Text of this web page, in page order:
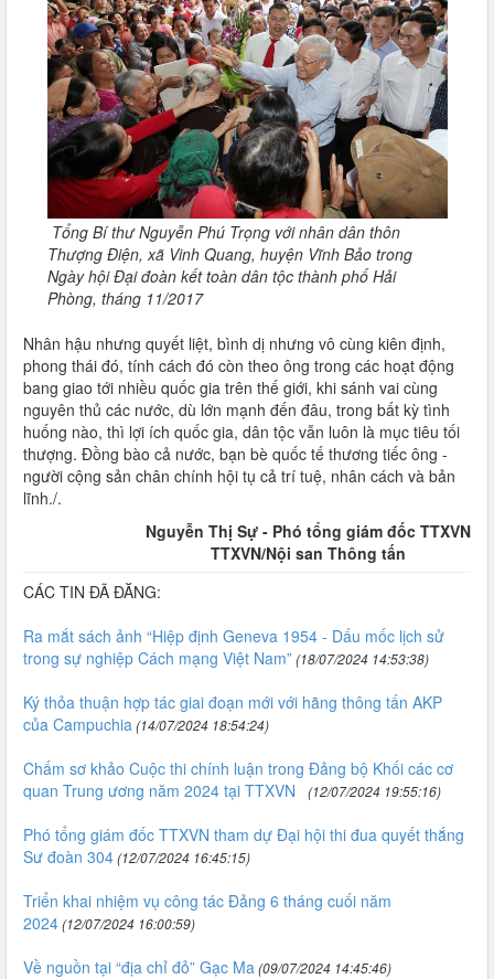
Tổng Bí thư Nguyễn Phú Trọng với nhân dân thôn
Thượng Điện, xã Vinh Quang, huyện Vĩnh Bảo trong
Ngày hội Đại đoàn kết toàn dân tộc thành phố Hải
Phòng, tháng 11/2017
Nhân hậu nhưng quyết liệt, bình dị nhưng vô cùng kiên định,
phong thái đó, tính cách đó còn theo ông trong các hoạt động
bang giao tới nhiều quốc gia trên thế giới, khi sánh vai cùng
nguyên thủ các nước, dù lớn mạnh đến đâu, trong bất kỳ tình
huống nào, thì lợi ích quốc gia, dân tộc vẫn luôn là mục tiêu tối
thượng. Đồng bào cả nước, bạn bè quốc tế thương tiếc ông -
người cộng sản chân chính hội tụ cả trí tuệ, nhân cách và bản
lĩnh./.
Nguyễn Thị Sự - Phó tổng giám đốc TTXVN
TTXVN/Nội san Thông tấn
CÁC TIN ĐÃ ĐĂNG:
Ra mắt sách ảnh “Hiệp định Geneva 1954 - Dấu mốc lịch sử
trong sự nghiệp Cách mạng Việt Nam”(18/07/2024 14:53:38)
​​​​​​​Ký thỏa thuận hợp tác giai đoạn mới với hãng thông tấn AKP
của Campuchia(14/07/2024 18:54:24)
Chấm sơ khảo Cuộc thi chính luận trong Đảng bộ Khối các cơ
quan Trung ương năm 2024 tại TTXVN
(12/07/2024 19:55:16)
Phó tổng giám đốc TTXVN tham dự Đại hội thi đua quyết thắng
Sư đoàn 304(12/07/2024 16:45:15)
Triển khai nhiệm vụ công tác Đảng 6 tháng cuối năm
2024(12/07/2024 16:00:59)
Về nguồn tại “địa chỉ đỏ” Gạc Ma(09/07/2024 14:45:46)